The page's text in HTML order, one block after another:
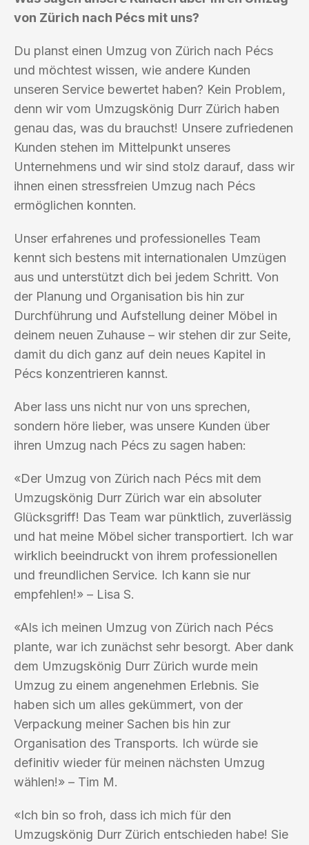
von Zürich nach Pécs mit uns?
Du planst einen Umzug von Zürich nach Pécs
und möchtest wissen, wie andere Kunden
unseren Service bewertet haben? Kein Problem,
denn wir vom Umzugskönig Durr Zürich haben
genau das, was du brauchst! Unsere zufriedenen
Kunden stehen im Mittelpunkt unseres
Unternehmens und wir sind stolz darauf, dass wir
ihnen einen stressfreien Umzug nach Pécs
ermöglichen konnten.
Unser erfahrenes und professionelles Team
kennt sich bestens mit internationalen Umzügen
aus und unterstützt dich bei jedem Schritt. Von
der Planung und Organisation bis hin zur
Durchführung und Aufstellung deiner Möbel in
deinem neuen Zuhause – wir stehen dir zur Seite,
damit du dich ganz auf dein neues Kapitel in
Pécs konzentrieren kannst.
Aber lass uns nicht nur von uns sprechen,
sondern höre lieber, was unsere Kunden über
ihren Umzug nach Pécs zu sagen haben:
«Der Umzug von Zürich nach Pécs mit dem
Umzugskönig Durr Zürich war ein absoluter
Glücksgriff! Das Team war pünktlich, zuverlässig
und hat meine Möbel sicher transportiert. Ich war
wirklich beeindruckt von ihrem professionellen
und freundlichen Service. Ich kann sie nur
empfehlen!» – Lisa S.
«Als ich meinen Umzug von Zürich nach Pécs
plante, war ich zunächst sehr besorgt. Aber dank
dem Umzugskönig Durr Zürich wurde mein
Umzug zu einem angenehmen Erlebnis. Sie
haben sich um alles gekümmert, von der
Verpackung meiner Sachen bis hin zur
Organisation des Transports. Ich würde sie
definitiv wieder für meinen nächsten Umzug
wählen!» – Tim M.
«Ich bin so froh, dass ich mich für den
Umzugskönig Durr Zürich entschieden habe! Sie